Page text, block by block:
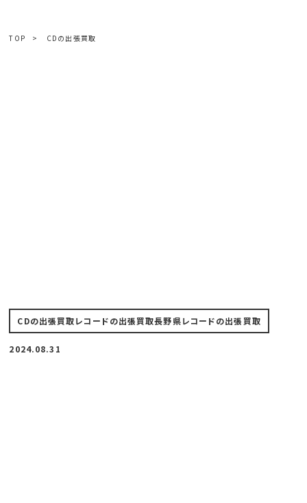
TOP > CDの出張買取
CDの出張買取レコードの出張買取長野県レコードの出張買取
2024.08.31